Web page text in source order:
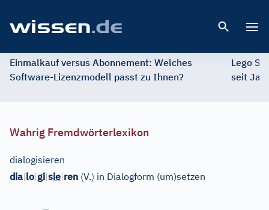
Einmalkauf versus Abonnement: Welches
Software-Lizenzmodell passt zu Ihnen?
Lego
seit
Wahrig Fremdwörterlexikon
dialogisieren
dia|lo|gi|sie|ren 〈V.〉 in Dialogform (um)setzen